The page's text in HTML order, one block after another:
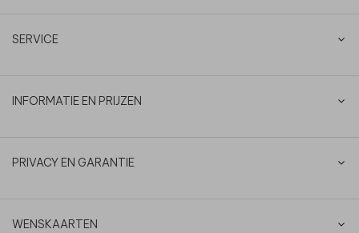
SERVICE
INFORMATIE EN PRIJZEN
PRIVACY EN GARANTIE
WENSKAARTEN